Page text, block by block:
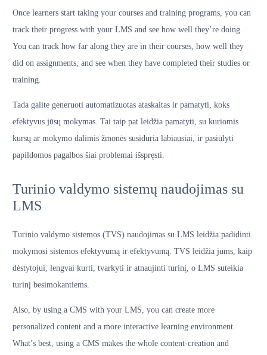
Once learners start taking your courses and training programs, you can
track their progress with your LMS and see how well they’re doing.
You can track how far along they are in their courses, how well they
did on assignments, and see when they have completed their studies or
training.
Tada galite generuoti automatizuotas ataskaitas ir pamatyti, koks
efektyvus jūsų mokymas. Tai taip pat leidžia pamatyti, su kuriomis
kursų ar mokymo dalimis žmonės susiduria labiausiai, ir pasiūlyti
papildomos pagalbos šiai problemai išspręsti.
Turinio valdymo sistemų naudojimas su
LMS
Turinio valdymo sistemos (TVS) naudojimas su LMS leidžia padidinti
mokymosi sistemos efektyvumą ir efektyvumą. TVS leidžia jums, kaip
dėstytojui, lengvai kurti, tvarkyti ir atnaujinti turinį, o LMS suteikia
turinį besimokantiems.
Also, by using a CMS with your LMS, you can create more
personalized content and a more interactive learning environment.
What’s best, using a CMS makes the whole content-creation and